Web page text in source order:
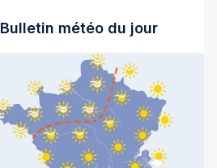
Bulletin météo du jour